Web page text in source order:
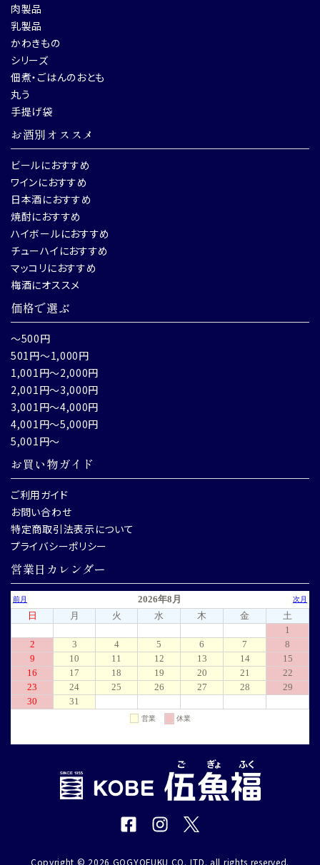
肉製品
乳製品
かわきもの
シリーズ
佃煮・ごはんのおとも
丸う
手提げ袋
お酒別オススメ
ビールにおすすめ
ワインにおすすめ
日本酒におすすめ
焼酎におすすめ
ハイボールにおすすめ
チューハイにおすすめ
マッコリにおすすめ
梅酒にオススメ
価格で選ぶ
～500円
501円～1,000円
1,001円～2,000円
2,001円～3,000円
3,001円～4,000円
4,001円～5,000円
5,001円～
お買い物ガイド
ご利用ガイド
お問い合わせ
特定商取引法表示について
プライバシーポリシー
営業日カレンダー
Copyright © 2026 GOGYOFUKU CO. LTD. all rights reserved.